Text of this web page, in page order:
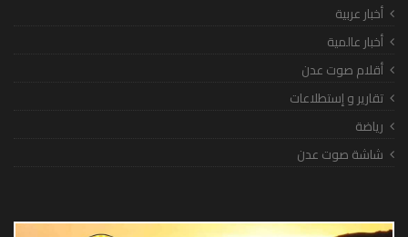
أخبار عربية
أخبار عالمية
أقلام صوت عدن
تقارير و إستطلاعات
رياضة
شاشة صوت عدن